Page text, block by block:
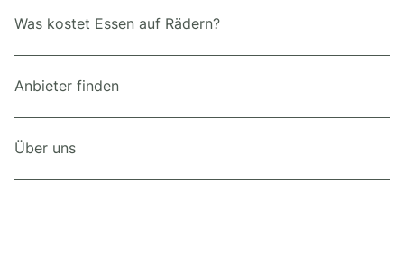
Was kostet Essen auf Rädern?
Anbieter finden
Über uns